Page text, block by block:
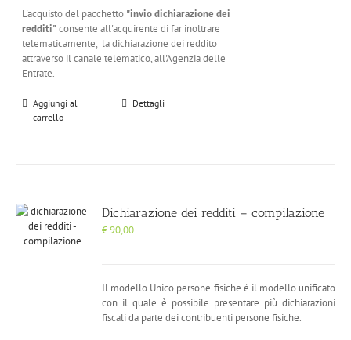
L'acquisto del pacchetto "invio dichiarazione dei
redditi"consente all'acquirente di far inoltrare
telematicamente, la dichiarazione dei reddito
attraverso il canale telematico, all'Agenzia delle
Entrate.
Aggiungi al
carrello
Dettagli
Dichiarazione dei redditi – compilazione
€90,00
Il modello Unico persone fisiche è il modello unificato
con il quale è possibile presentare più dichiarazioni
fiscali da parte dei contribuenti persone fisiche.